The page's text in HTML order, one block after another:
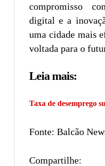
compromisso
digital e a
uma cidade mais
voltada para o
Leia mais:
Taxa de desemprego
Fonte: Balcão
Compartilhe: